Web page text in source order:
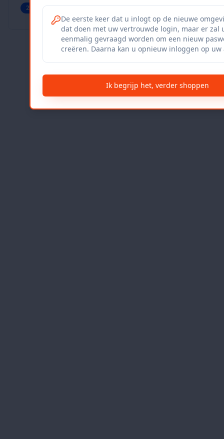
27 producten Geverifieerd Bekijk winkel
De eerste keer dat u inlogt op de nieuwe
dat doen met uw vertrouwde login, maar er zal
eenmalig gevraagd worden om een nieuw
creëren. Daarna kan u opnieuw inloggen op uw
Ik begrijp het, verder shoppen